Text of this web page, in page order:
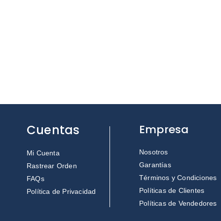
Cuentas
Mi Cuenta
Rastrear Orden
FAQs
Política de Privacidad
Empresa
Nosotros
Garantías
Términos y Condiciones
Políticas de Clientes
Políticas de Vendedores